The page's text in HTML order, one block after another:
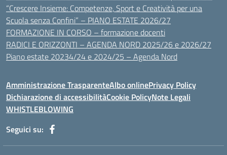
“Crescere Insieme: Competenze, Sport e Creatività per una
Scuola senza Confini” – PIANO ESTATE 2026/27
FORMAZIONE IN CORSO – formazione docenti
RADICI E ORIZZONTI – AGENDA NORD 2025/26 e 2026/27
Piano estate 20234/24 e 2024/25 – Agenda Nord
Amministrazione TrasparenteAlbo onlinePrivacy Policy
Dichiarazione di accessibilitàCookie PolicyNote Legali
WHISTLEBLOWING
Seguici su: